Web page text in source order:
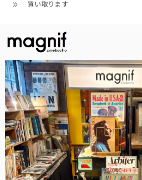
買い取ります